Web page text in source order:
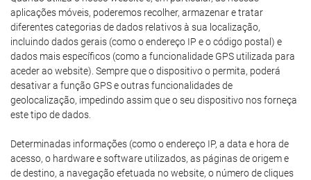
aplicações móveis, poderemos recolher, armazenar e tratar
diferentes categorias de dados relativos à sua localização,
incluindo dados gerais (como o endereço IP e o código postal) e
dados mais específicos (como a funcionalidade GPS utilizada para
aceder ao website). Sempre que o dispositivo o permita, poderá
desativar a função GPS e outras funcionalidades de
geolocalização, impedindo assim que o seu dispositivo nos forneça
este tipo de dados.
Determinadas informações (como o endereço IP, a data e hora de
acesso, o hardware e software utilizados, as páginas de origem e
de destino, a navegação efetuada no website, o número de cliques